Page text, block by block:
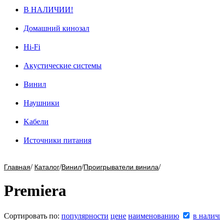
В НАЛИЧИИ!
Домашний кинозал
Hi-Fi
Акустические системы
Винил
Наушники
Kабели
Источники питания
Главная/ Каталог/Винил/Проигрыватели винила/
Premiera
Сортировать по: популярности цене наименованию в